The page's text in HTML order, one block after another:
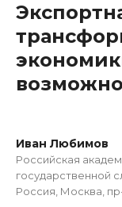
Иван Любимов
Российская
государственной
Россия, Москва,